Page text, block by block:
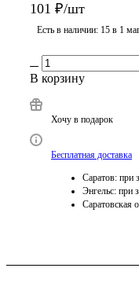
101 ₽/шт
Есть в наличии: 15 в 1
В корзину
Хочу в подарок
Бесплатная доставка
Саратов: при
Энгельс: при
Саратовская